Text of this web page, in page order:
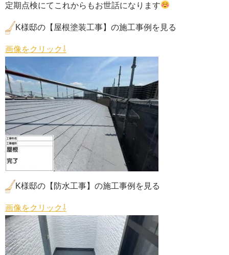
定期点検にてこれからもお世話になります
K様邸の【屋根塗装工事】の施工事例を見る
画像をクリック⇩
K様邸の【防水工事】の施工事例を見る
画像をクリック⇩